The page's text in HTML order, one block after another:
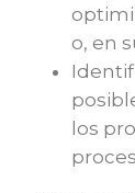
o, en
los